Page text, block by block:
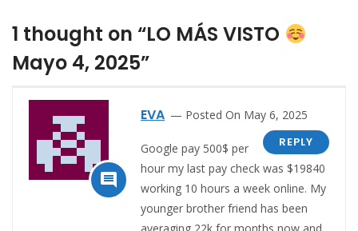
1 thought on “LO MÁS VISTO
Mayo 4, 2025”

EVA
Posted On May 6, 2025
REPLY
Google pay 500$ per
hour my last pay check was $19840
working 10 hours a week online. My
younger brother friend has been